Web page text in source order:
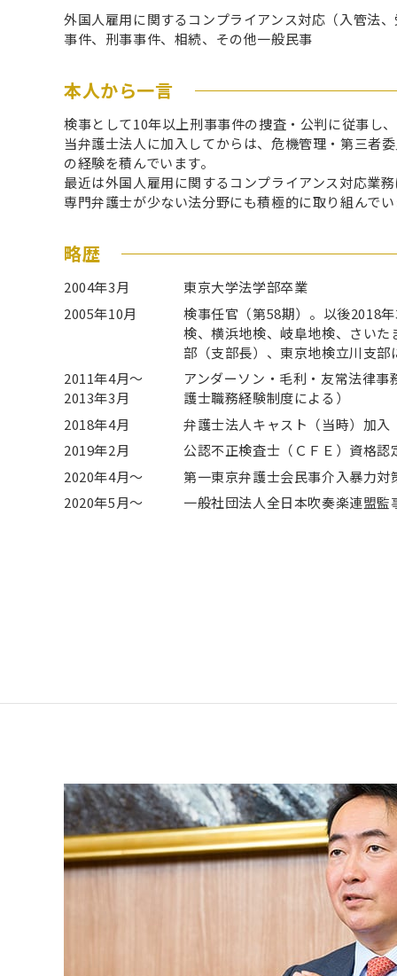
外国人雇用に関するコンプライアンス対応（入管法
事件、刑事事件、相続、その他一般民事
本人から一言
検事として10年以上刑事事件の捜査・公判に従事し
当弁護士法人に加入してからは、危機管理・第三者
の経験を積んでいます。
最近は外国人雇用に関するコンプライアンス対応業
専門弁護士が少ない法分野にも積極的に取り組んで
略歴
2004年3月
東京大学法学部卒業
2005年10月
検事任官（第58期）。以後2018
検、横浜地検、岐阜地検、さい
部（支部長）、東京地検立川支部
2011年4月～
2013年3月
アンダーソン・毛利・友常法律
護士職務経験制度による）
2018年4月
弁護士法人キャスト（当時）加入
2019年2月
公認不正検査士（ＣＦＥ）資格認
2020年4月～
第一東京弁護士会民事介入暴力
2020年5月～
一般社団法人全日本吹奏楽連盟監